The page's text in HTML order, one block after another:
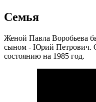
Семья
Женой Павла Воробьева
сыном - Юрий Петрович.
состоянию на 1985 год.